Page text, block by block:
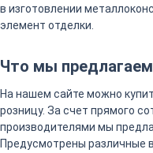
в изготовлении
элемент отделки.
Что мы предлагаем
На нашем сайте можно
розницу. За счет прямого
производителями мы
Предусмотрены различные